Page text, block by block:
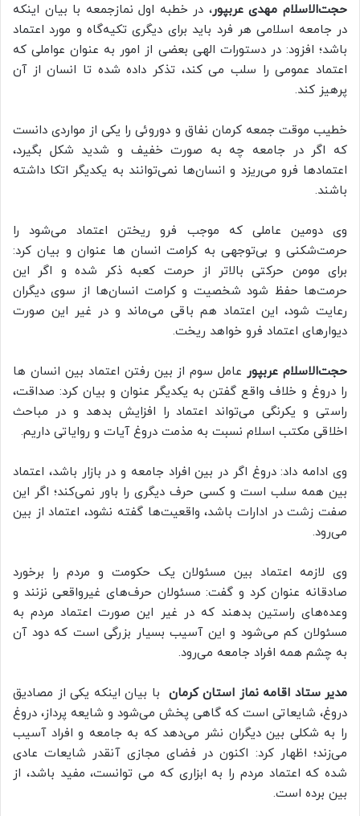
حجت‌الاسلام مهدی عربپور، در خطبه‌ اول نمازجمعه با بیان اینکه
در جامعه اسلامی هر فرد باید برای دیگری تکیه‌گاه و مورد اعتماد
باشد؛ افزود: در دستورات الهی بعضی از امور به عنوان عواملی که
اعتماد عمومی را سلب می کند، تذکر داده شده تا انسان از آن
پرهیز کند.
خطیب موقت جمعه کرمان نفاق و دوروئی را یکی از مواردی دانست
که اگر در جامعه چه به صورت خفیف و شدید شکل بگیرد،
اعتمادها فرو می‌ریزد و انسان‌ها نمی‌توانند به یکدیگر اتکا داشته
باشند.
وی دومین عاملی که موجب فرو ریختن اعتماد می‌شود را
حرمت‌شکنی و بی‌توجهی به کرامت انسان ها عنوان و بیان کرد:
برای مومن حرکتی بالاتر از حرمت کعبه ذکر شده و اگر این
حرمت‌ها حفظ شود شخصیت و کرامت انسان‌ها از سوی دیگران
رعایت شود، این اعتماد هم باقی می‌ماند و در غیر این صورت
دیوارهای اعتماد فرو خواهد ریخت.
حجت‌الاسلام عربپور عامل سوم از بین رفتن اعتماد بین انسان ها
را دروغ و خلاف واقع گفتن به یکدیگر عنوان و بیان کرد: صداقت،
راستی و یکرنگی می‌تواند اعتماد را افزایش بدهد و در مباحث
اخلاقی مکتب اسلام نسبت به مذمت دروغ آیات و روایاتی داریم.
وی ادامه داد: دروغ اگر در بین افراد جامعه و در بازار باشد، اعتماد
بین همه سلب است و کسی حرف دیگری را باور نمی‌کند؛ اگر این
صفت زشت در ادارات باشد، واقعیت‌ها گفته نشود، اعتماد از بین
می‌رود.
وی لازمه اعتماد بین مسئولان یک حکومت و مردم را برخورد
صادقانه عنوان کرد و گفت: مسئولان حرف‌های غیرواقعی نزنند و
وعده‌های راستین بدهند که در غیر این صورت اعتماد مردم به
مسئولان کم می‌شود و این آسیب بسیار بزرگی است که دود آن
به چشم همه افراد جامعه می‌رود.
مدیر ستاد اقامه نماز استان کرمان با بیان اینکه یکی از مصادیق
دروغ، شایعاتی است که گاهی پخش می‌شود و شایعه پرداز، دروغ
را به شکلی بین دیگران نشر می‌دهد که به جامعه و افراد آسیب
می‌زند؛ اظهار کرد: اکنون در فضای مجازی آنقدر شایعات عادی
شده که اعتماد مردم را به ابزاری که می توانست، مفید باشد، از
بین برده است.